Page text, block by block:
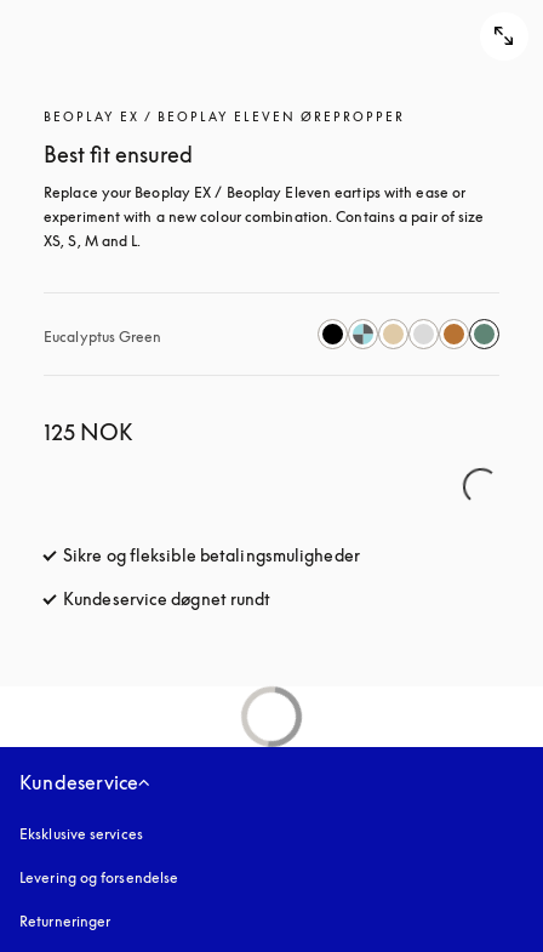
BEOPLAY EX / BEOPLAY ELEVEN ØREPROPPER
Best fit ensured
Replace your Beoplay EX / Beoplay Eleven eartips with ease or
experiment with a new colour combination. Contains a pair of size
XS, S, M and L.
Eucalyptus Green
125 NOK
Sikre og fleksible betalingsmulighederåbnes under en ny fane
Kundeservice døgnet rundt
Kundeservice
Eksklusive services
Levering og forsendelse
Returneringer